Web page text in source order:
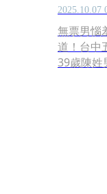
2025.10.07
無票男惱
道！台中
39歲陳姓